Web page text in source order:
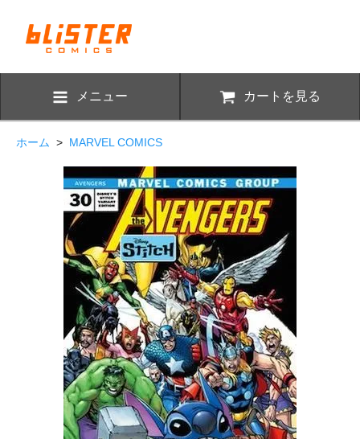
メニュー カートを見る
ホーム > MARVEL COMICS